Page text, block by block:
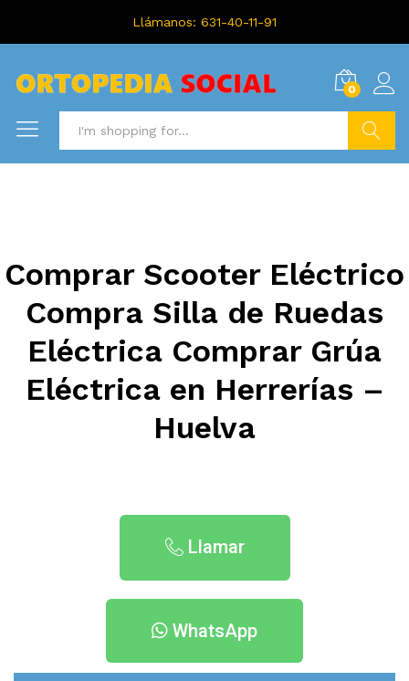
Llámanos: 631-40-11-91
0
Comprar Scooter Eléctrico
Compra Silla de Ruedas
Eléctrica Comprar Grúa
Eléctrica en Herrerías –
Huelva
Llamar
WhatsApp